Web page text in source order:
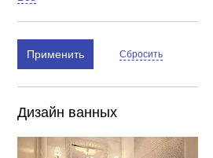
Применить Сбросить
Дизайн ванных